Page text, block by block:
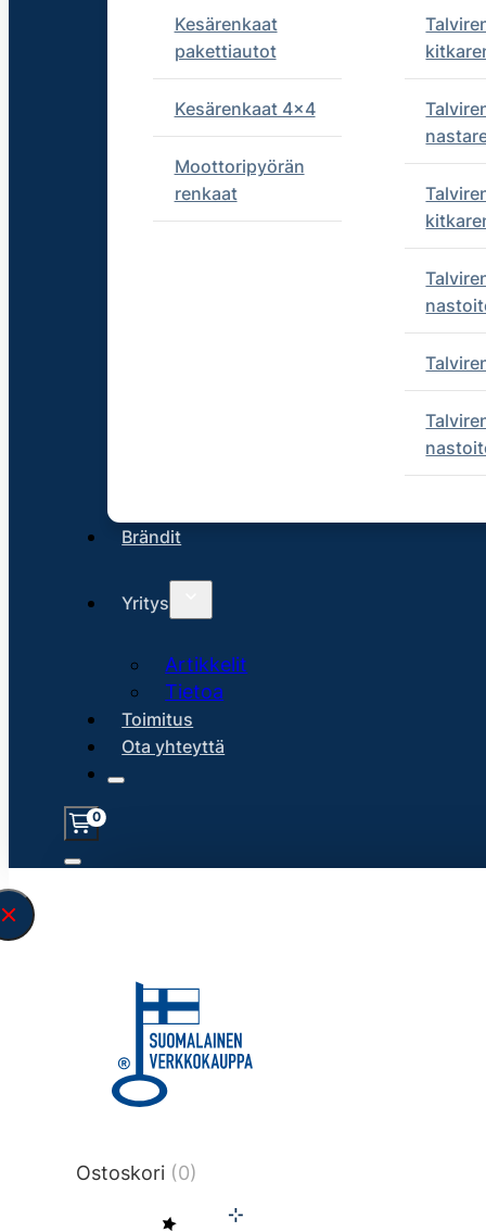
title or content.","post_type":
tmlmvi","meta_query":
data-original-query-vars="[]" data-
Kesärenkaat
pakettiautot
Kesärenkaat 4x4
Moottoripyörän
renkaat
Brändit
Yritys
Artikkelit
Tietoa
Toimitus
Ota yhteyttä
0
Ostoskori (0)